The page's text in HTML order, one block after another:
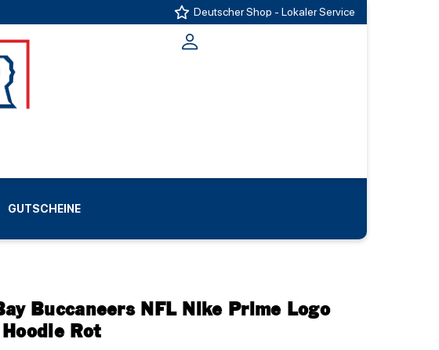
Deutscher Shop - Lokaler Service
GUTSCHEINE
Buccaneers NFL Nike Prime Logo
Rot